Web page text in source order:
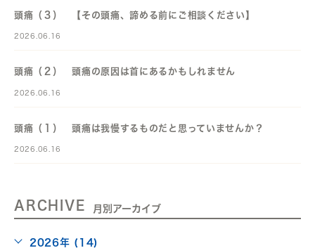
頭痛（３） 【その頭痛、諦める前にご相談ください】
2026.06.16
頭痛（２） 頭痛の原因は首にあるかもしれません
2026.06.16
頭痛（１） 頭痛は我慢するものだと思っていませんか？
2026.06.16
ARCHIVE 月別アーカイブ
2026年 (14)